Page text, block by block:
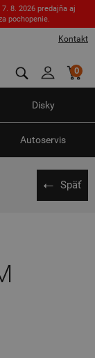
8. 2026 predajňa aj
pochopenie.
Kontakt
0
Disky
Autoservis
Späť